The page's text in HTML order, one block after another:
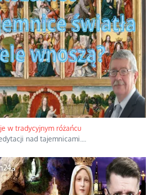
czołgom
warszawskich dowódców.